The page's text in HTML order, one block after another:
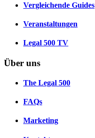
Vergleichende Guides
Veranstaltungen
Legal 500 TV
Über uns
The Legal 500
FAQs
Marketing